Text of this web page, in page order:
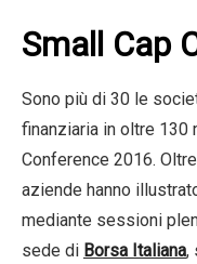
Small Cap
Sono più di 30 le
finanziaria in oltre 130
Conference 2016.
aziende hanno
mediante sessioni
sede di Borsa Italiana,